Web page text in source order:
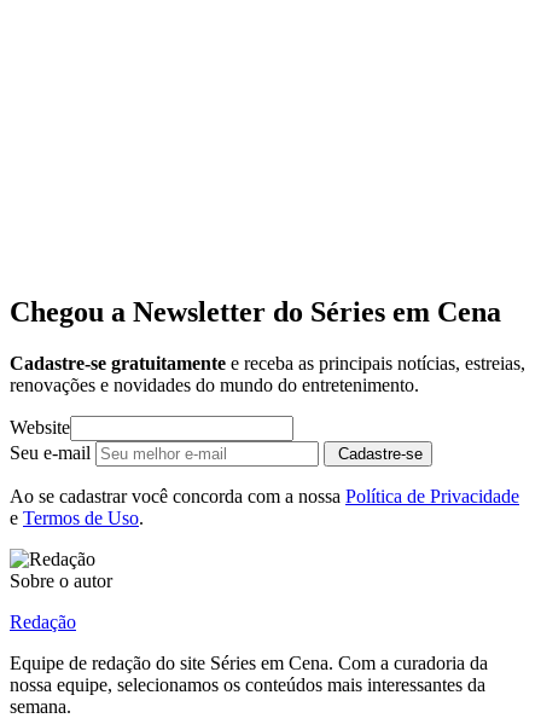
Chegou a Newsletter do Séries em Cena
Cadastre-se gratuitamente e receba as principais notícias, estreias,
renovações e novidades do mundo do entretenimento.
Website
Seu e-mail
Cadastre-se
Ao se cadastrar você concorda com a nossa Política de Privacidade
e Termos de Uso.
Sobre o autor
Redação
Equipe de redação do site Séries em Cena. Com a curadoria da
nossa equipe, selecionamos os conteúdos mais interessantes da
semana.